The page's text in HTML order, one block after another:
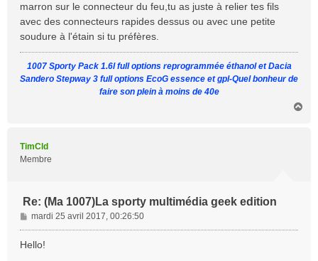
marron sur le connecteur du feu,tu as juste à relier tes fils
avec des connecteurs rapides dessus ou avec une petite
soudure à l'étain si tu préfères.
1007 Sporty Pack 1.6l full options reprogrammée éthanol et Dacia
Sandero Stepway 3 full options EcoG essence et gpl-Quel bonheur de
faire son plein à moins de 40e
TimCld
Membre
Re: (Ma 1007)La sporty multimédia geek edition
M
e
s
mardi 25 avril 2017, 00:26:50
Hello!